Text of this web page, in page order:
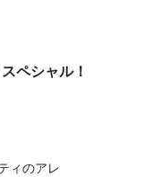
ペシャル！
ィのアレ